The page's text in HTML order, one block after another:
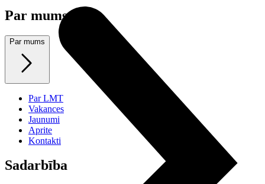
Par mums
Par mums
Par LMT
Vakances
Jaunumi
Aprite
Kontakti
Sadarbība